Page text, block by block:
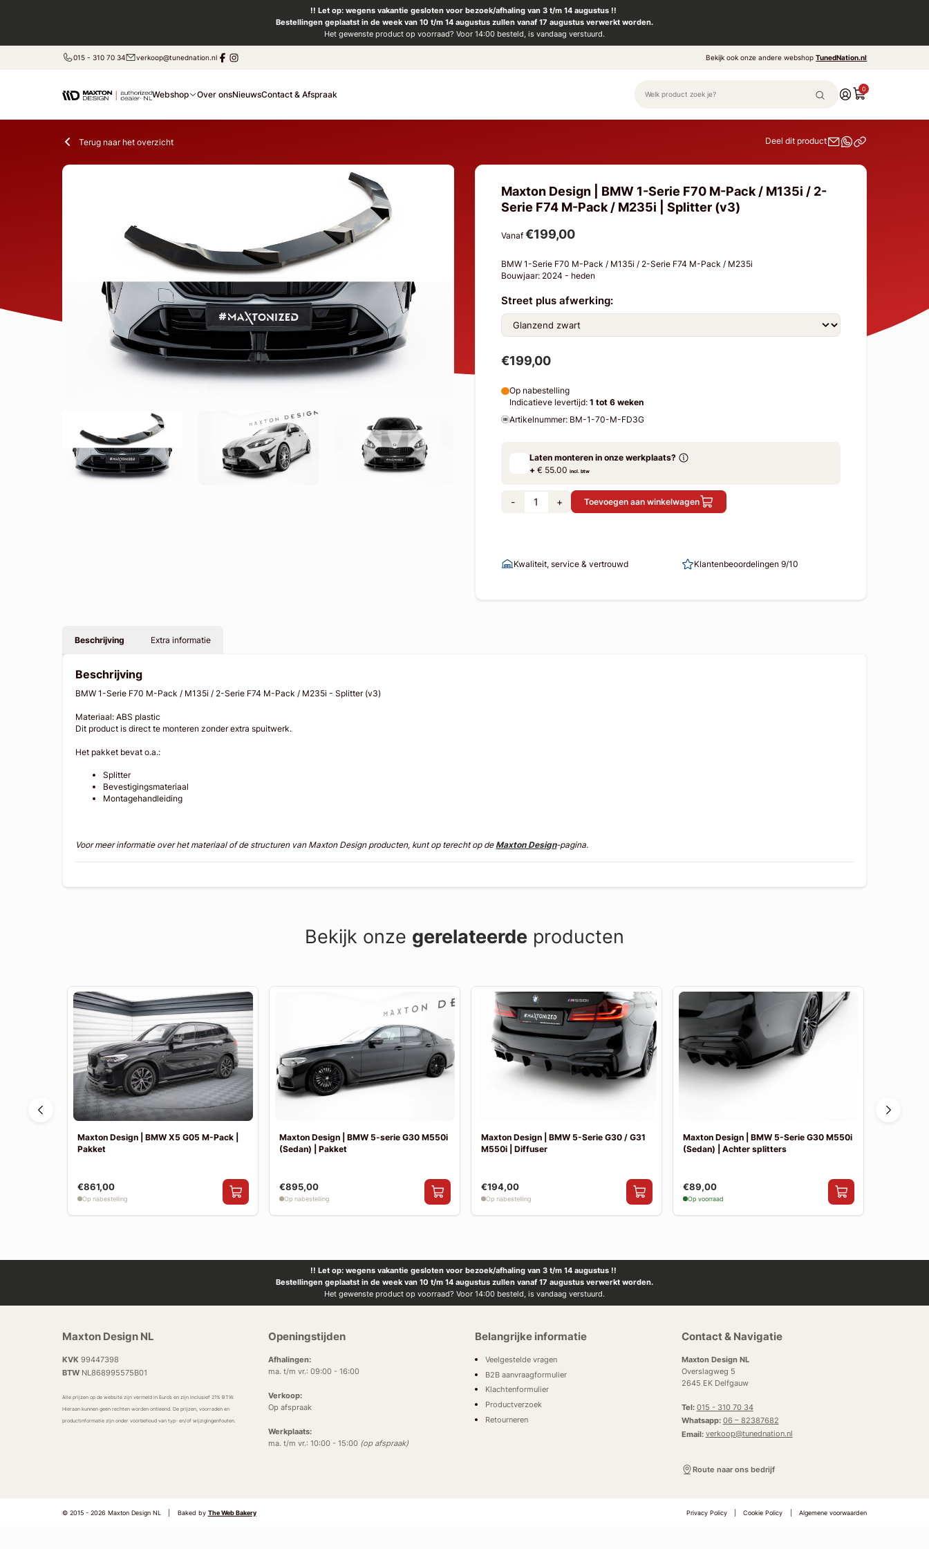
!! Let op: wegens vakantie gesloten voor bezoek/afhaling van 3 t/m 14 augustus !!
Bestellingen geplaatst in de week van 10 t/m 14 augustus zullen vanaf 17 augustus verwerkt worden.
Het gewenste product op voorraad? Voor 14:00 besteld, is vandaag verstuurd.
015 - 310 70 34 verkoop@tunednation.nl Bekijk ook onze andere webshopTunedNation.nl
Webshop Over onsNieuwsContact & Afspraak
0
Terug naar het overzicht Deel dit product
Maxton Design | BMW 1-Serie F70 M-Pack / M135i / 2-
Serie F74 M-Pack / M235i | Splitter (v3)
Vanaf €199,00
BMW 1-Serie F70 M-Pack / M135i / 2-Serie F74 M-Pack / M235i
Bouwjaar: 2024 - heden
Street plus afwerking:
€199,00
Op nabestelling
Indicatieve levertijd: 1 tot 6 weken
Artikelnummer: BM-1-70-M-FD3G
Laten monteren in onze werkplaats?
+€ 55.00 incl. btw
- + Toevoegen aan winkelwagen
Kwaliteit, service & vertrouwd Klantenbeoordelingen 9/10
Beschrijving Extra informatie
Beschrijving
BMW 1-Serie F70 M-Pack / M135i / 2-Serie F74 M-Pack / M235i - Splitter (v3)
Materiaal: ABS plastic
Dit product is direct te monteren zonder extra spuitwerk.
Het pakket bevat o.a.:
Splitter
Bevestigingsmateriaal
Montagehandleiding
Voor meer informatie over het materiaal of de structuren van Maxton Design producten, kunt op terecht op deMaxton Design-pagina.
Bekijk onze gerelateerde producten
Maxton Design | BMW X5 G05 M-Pack |
Pakket
€861,00
Op nabestelling
Maxton Design | BMW 5-serie G30 M550i
(Sedan) | Pakket
€895,00
Op nabestelling
Maxton Design | BMW 5-Serie G30 / G31
M550i | Diffuser
€194,00
Op nabestelling
Maxton Design | BMW 5-Serie G30 M550i
(Sedan) | Achter splitters
€89,00
Op voorraad
!! Let op: wegens vakantie gesloten voor bezoek/afhaling van 3 t/m 14 augustus !!
Bestellingen geplaatst in de week van 10 t/m 14 augustus zullen vanaf 17 augustus verwerkt worden.
Het gewenste product op voorraad? Voor 14:00 besteld, is vandaag verstuurd.
Maxton Design NL
KVK 99447398
BTWNL868995575B01
Alle prijzen op de website zijn vermeld in Euro’s en zijn inclusief 21% BTW.
Hieraan kunnen geen rechten worden ontleend. De prijzen, voorraden en
productinformatie zijn onder voorbehoud van typ- en/of wijzigingenfouten.
Openingstijden
Afhalingen:
ma. t/m vr.: 09:00 - 16:00
Verkoop:
Op afspraak
Werkplaats:
ma. t/m vr.: 10:00 - 15:00 (op afspraak)
Belangrijke informatie
Veelgestelde vragen
B2B aanvraagformulier
Klachtenformulier
Productverzoek
Retourneren
Contact & Navigatie
Maxton Design NL
Overslagweg 5
2645 EK Delfgauw
Tel: 015 - 310 70 34
Whatsapp: 06 – 82387682
Email: verkoop@tunednation.nl
Route naar ons bedrijf
© 2015 - 2026 Maxton Design NL Baked by The Web Bakery Privacy Policy Cookie Policy Algemene voorwaarden